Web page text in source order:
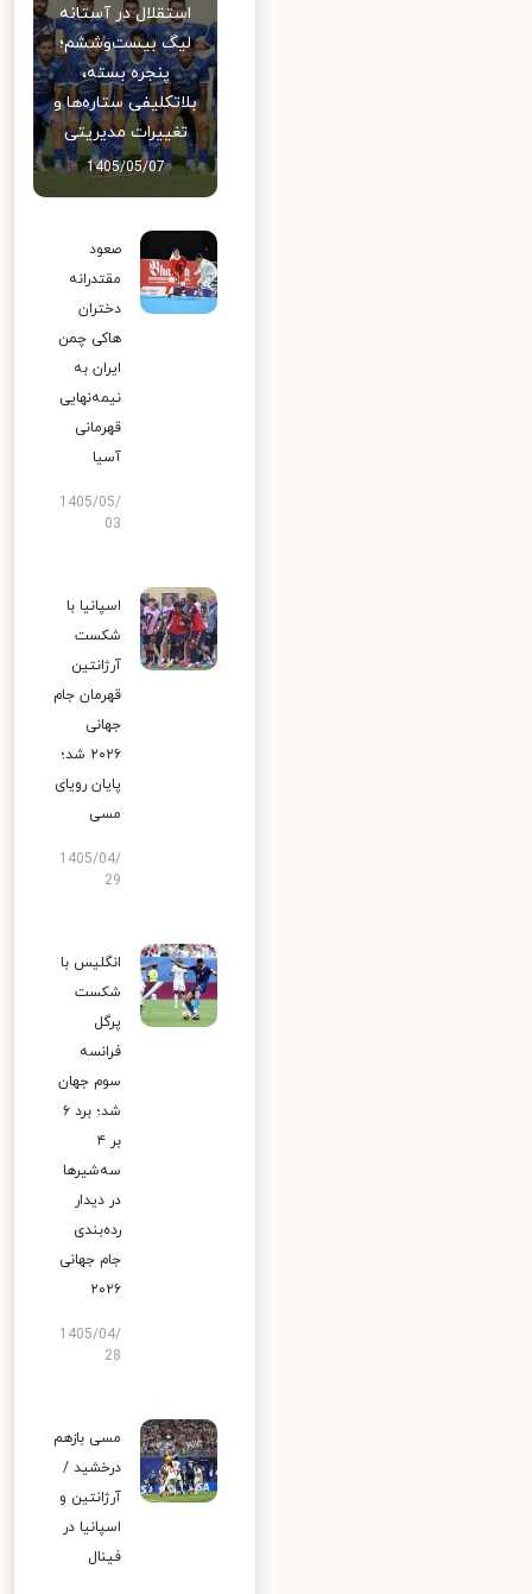
استقلال در آستانه
لیگ بیست‌وششم؛
پنجره بسته،
بلاتکلیفی ستاره‌ها و
تغییرات مدیریتی
1405/05/07
صعود
مقتدرانه
دختران
هاکی چمن
ایران به
نیمه‌نهایی
قهرمانی
آسیا
1405/05/
03
اسپانیا با
شکست
آرژانتین
قهرمان جام
جهانی
۲۰۲۶ شد؛
پایان رویای
مسی
1405/04/
29
انگلیس با
شکست
پرگل
فرانسه
سوم جهان
شد؛ برد ۶
بر ۴
سه‌شیرها
در دیدار
رده‌بندی
جام جهانی
۲۰۲۶
1405/04/
28
مسی بازهم
درخشید /
آرژانتین و
اسپانیا در
فینال